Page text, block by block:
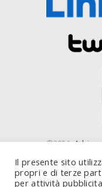
©2021
20124 Milano
Il presente sito
propri e di terze
per attività